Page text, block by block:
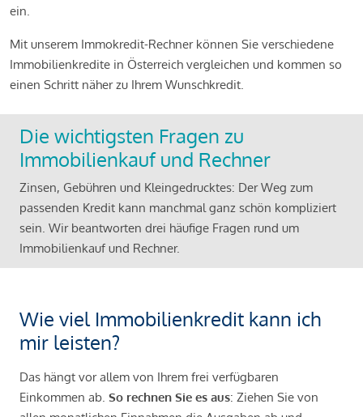
ein.
Mit unserem Immokredit-Rechner können Sie verschiedene
Immobilienkredite in Österreich vergleichen und kommen so
einen Schritt näher zu Ihrem Wunschkredit.
Die wichtigsten Fragen zu
Immobilienkauf und Rechner
Zinsen, Gebühren und Kleingedrucktes: Der Weg zum
passenden Kredit kann manchmal ganz schön kompliziert
sein. Wir beantworten drei häufige Fragen rund um
Immobilienkauf und Rechner.
Wie viel Immobilienkredit kann ich
mir leisten?
Das hängt vor allem von Ihrem frei verfügbaren
Einkommen ab. So rechnen Sie es aus: Ziehen Sie von